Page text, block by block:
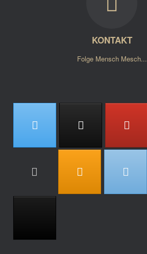
KONTAKT
Folge Mensch Mesch...